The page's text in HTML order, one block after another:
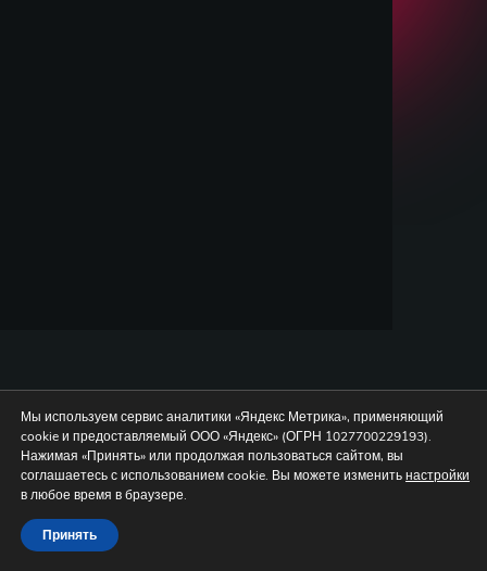
Мы используем сервис аналитики «Яндекс Метрика», применяющий
cookie и предоставляемый ООО «Яндекс» (ОГРН 1027700229193).
Нажимая «Принять» или продолжая пользоваться сайтом, вы
соглашаетесь с использованием cookie. Вы можете изменитьнастройки
в любое время в браузере.
Принять